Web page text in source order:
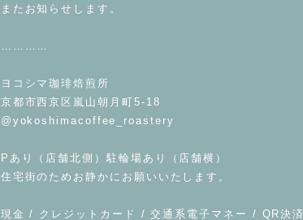
またお知らせします。
ヨコシマ珈琲焙煎所
京都市西京区嵐山朝月町5-18
@yokoshimacoffee_roastery
Pあり（店舗北側）駐輪場あり（店舗横）
住宅街のためお静かにお願いいたします。
現金 / クレジットカード / 交通系電子マネー / QR決済